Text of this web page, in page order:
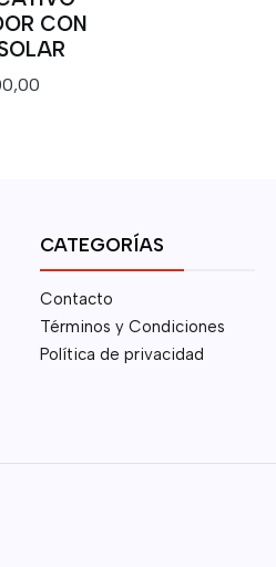
CON
CATEGORÍAS
Contacto
Términos y Condiciones
Política de privacidad